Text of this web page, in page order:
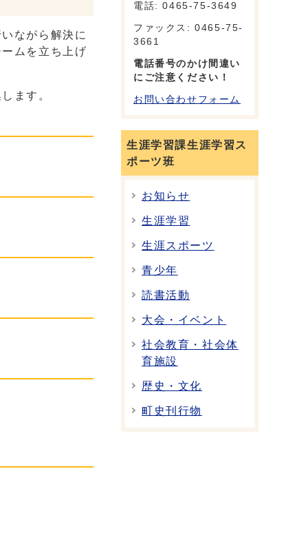
ながら解決に
ムを立ち上げ
ます。
電話: 0465-75-3649
ファックス: 0465-75-
3661
電話番号のかけ間違い
にご注意ください！
お問い合わせフォーム
生涯学習課生涯学習ス
ポーツ班
お知らせ
生涯学習
生涯スポーツ
青少年
読書活動
大会・イベント
社会教育・社会体
育施設
歴史・文化
町史刊行物